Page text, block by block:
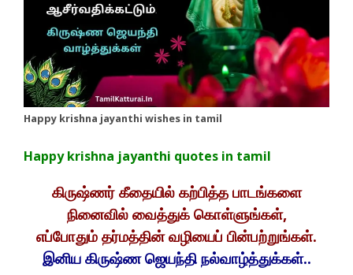
Happy krishna jayanthi wishes in tamil
Happy krishna jayanthi quotes in tamil
கிருஷ்ணர் கீதையில் கற்பித்த பாடங்களை
நினைவில் வைத்துக் கொள்ளுங்கள்,
எப்போதும் தர்மத்தின் வழியைப் பின்பற்றுங்கள்.
இனிய கிருஷ்ண ஜெயந்தி நல்வாழ்த்துக்கள்..